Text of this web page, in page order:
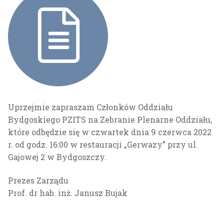
Historia naszego Oddziału
Kronika
Jubileusz 80. lecia Oddziału
Członkowie honorowi
Medal im. prof. Zygmunta Rudolfa
Szkolenia i egzaminy
Komisja Kwalifikacyjna
Kontakt
Uprzejmie zapraszam Członków Oddziału
Bydgoskiego PZITS na Zebranie Plenarne Oddziału,
które odbędzie się w czwartek dnia 9 czerwca 2022
r. od godz. 16:00 w restauracji „Gerwazy” przy ul.
Gajowej 2 w Bydgoszczy.
Prezes Zarządu
Prof. dr hab. inż. Janusz Bujak